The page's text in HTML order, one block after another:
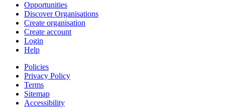
Opportunities
Discover Organisations
Create organisation
Create account
Login
Help
Policies
Privacy Policy
Terms
Sitemap
Accessibility